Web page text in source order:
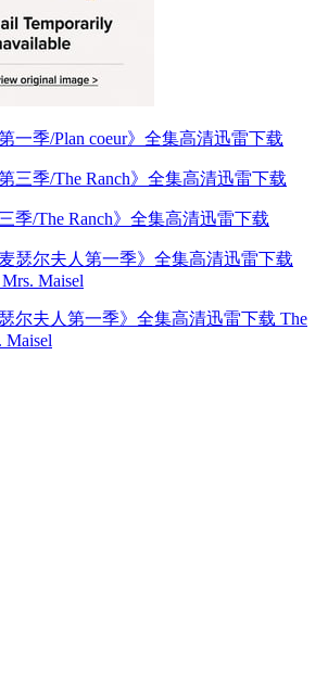
一季/Plan coeur》全集高清迅雷下载
季/The Ranch》全集高清迅雷下载
尔夫人第一季》全集高清迅雷下载 The
Maisel